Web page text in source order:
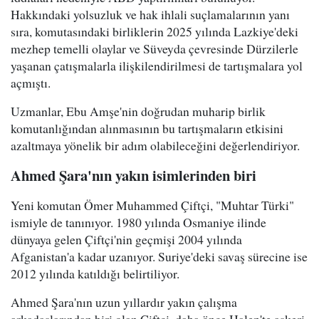
Hakkındaki yolsuzluk ve hak ihlali suçlamalarının yanı
sıra, komutasındaki birliklerin 2025 yılında Lazkiye'deki
mezhep temelli olaylar ve Süveyda çevresinde Dürzilerle
yaşanan çatışmalarla ilişkilendirilmesi de tartışmalara yol
açmıştı.
Uzmanlar, Ebu Amşe'nin doğrudan muharip birlik
komutanlığından alınmasının bu tartışmaların etkisini
azaltmaya yönelik bir adım olabileceğini değerlendiriyor.
Ahmed Şara'nın yakın isimlerinden biri
Yeni komutan Ömer Muhammed Çiftçi, "Muhtar Türki"
ismiyle de tanınıyor. 1980 yılında Osmaniye ilinde
dünyaya gelen Çiftçi'nin geçmişi 2004 yılında
Afganistan'a kadar uzanıyor. Suriye'deki savaş sürecine ise
2012 yılında katıldığı belirtiliyor.
Ahmed Şara'nın uzun yıllardır yakın çalışma